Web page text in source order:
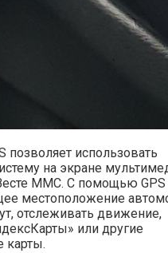
позволяет использовать
на экране
ММС. С помощью
местоположение
отслеживать движение,
или другие
карты.